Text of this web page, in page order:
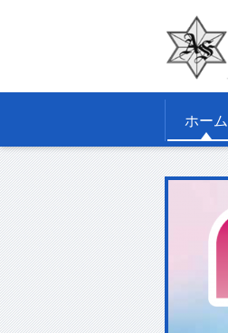
ホーム